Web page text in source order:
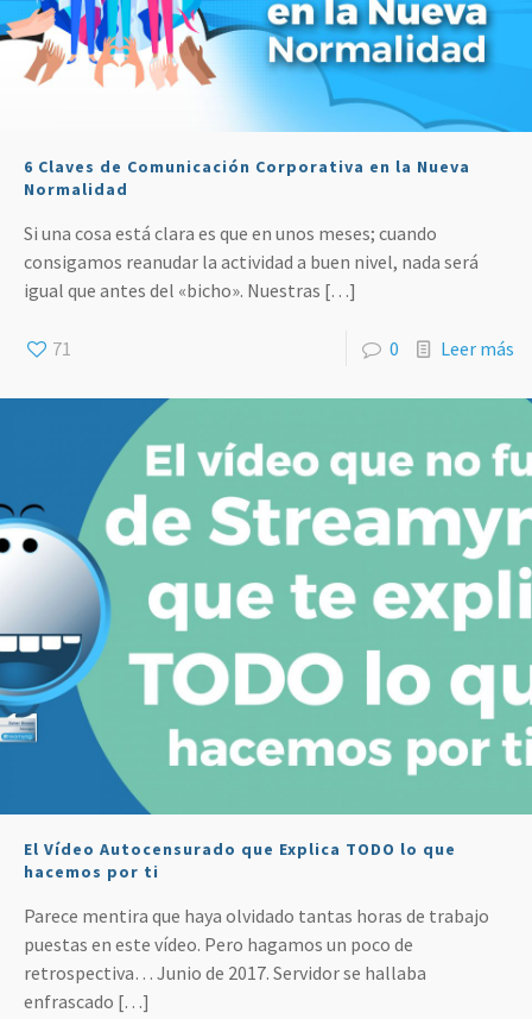
6 Claves de Comunicación Corporativa en la Nueva
Normalidad
Si una cosa está clara es que en unos meses; cuando
consigamos reanudar la actividad a buen nivel, nada será
igual que antes del «bicho». Nuestras […]
71 0 Leer más
El Vídeo Autocensurado que Explica TODO lo que
hacemos por ti
Parece mentira que haya olvidado tantas horas de trabajo
puestas en este vídeo. Pero hagamos un poco de
retrospectiva… Junio de 2017. Servidor se hallaba
enfrascado […]